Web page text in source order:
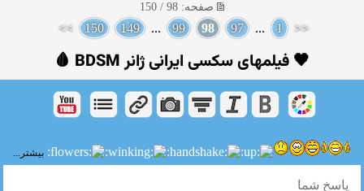
صفحه: 98 / 150
<<
1
...
97
98
99
...
149
150
>>
🖤 فیلمهای سکسی ایرانی ژانر BDSM 🩸
بیشتر...